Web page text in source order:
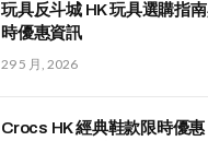
玩具反斗城 HK 玩具選購指
時優惠資訊
29 5 月, 2026
Crocs HK 經典鞋款限時優惠